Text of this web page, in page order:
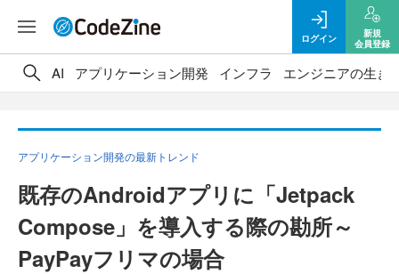
ログイン
新規
会員登録
AI アプリケーション開発 インフラ エンジニアの生き
アプリケーション開発の最新トレンド
既存のAndroidアプリに「Jetpack
Compose」を導入する際の勘所～
PayPayフリマの場合